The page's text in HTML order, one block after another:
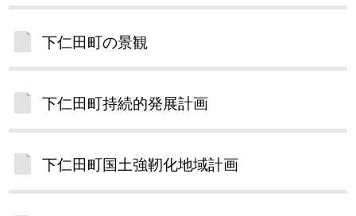
下仁田町の景観
下仁田町持続的発展計画
下仁田町国土強靭化地域計画